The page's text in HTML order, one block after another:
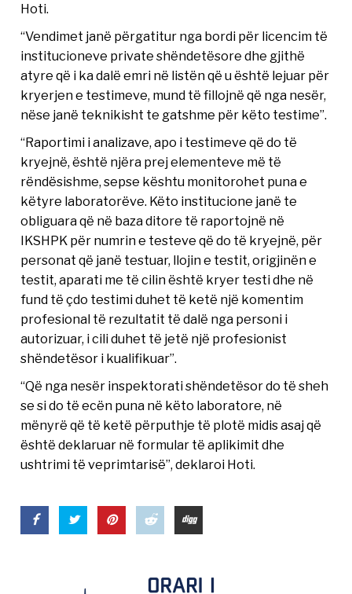
Hoti.
“Vendimet janë përgatitur nga bordi për licencim të
institucioneve private shëndetësore dhe gjithë
atyre që i ka dalë emri në listën që u është lejuar për
kryerjen e testimeve, mund të fillojnë që nga nesër,
nëse janë teknikisht te gatshme për këto testime”.
“Raportimi i analizave, apo i testimeve që do të
kryejnë, është njëra prej elementeve më të
rëndësishme, sepse kështu monitorohet puna e
këtyre laboratorëve. Këto institucione janë te
obliguara që në baza ditore të raportojnë në
IKSHPK për numrin e testeve që do të kryejnë, për
personat që janë testuar, llojin e testit, origjinën e
testit, aparati me të cilin është kryer testi dhe në
fund të çdo testimi duhet të ketë një komentim
profesional të rezultatit të dalë nga personi i
autorizuar, i cili duhet të jetë një profesionist
shëndetësor i kualifikuar”.
“Që nga nesër inspektorati shëndetësor do të sheh
se si do të ecën puna në këto laboratore, në
mënyrë që të ketë përputhje të plotë midis asaj që
është deklaruar në formular të aplikimit dhe
ushtrimi të veprimtarisë”, deklaroi Hoti.